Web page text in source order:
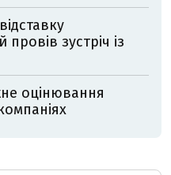
зустріч із
оцінювання